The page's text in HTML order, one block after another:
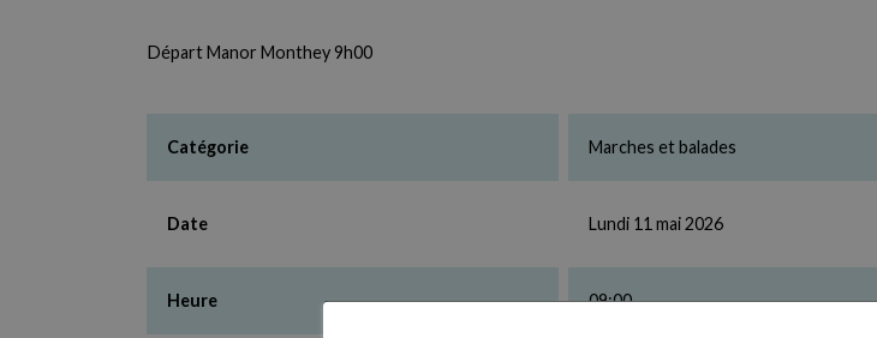
Départ Manor Monthey 9h00
Catégorie Marches et balades
Date Lundi 11 mai 2026
Heure 09:00